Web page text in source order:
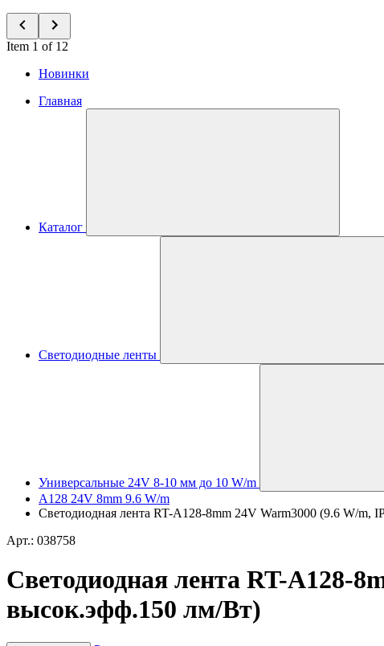
Item 1 of 12
Новинки
Главная
Каталог
Светодиодные ленты
Универсальные 24V 8-10 мм до 10 W/m
A128 24V 8mm 9.6 W/m
Светодиодная лента RT-A128-8mm 24V Warm3000 (9.6 W/
Арт.: 038758
Светодиодная лента RT-A128-
высок.эфф.150 лм/Вт)